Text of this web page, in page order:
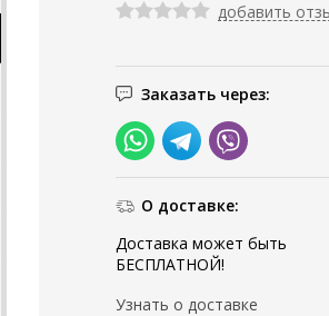
добавить
Заказать через:
О доставке:
Доставка может быть
БЕСПЛАТНОЙ!
Узнать о доставке